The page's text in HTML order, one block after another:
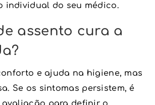
individual do seu médico.
assento cura a
e ajuda na higiene, mas
Se os sintomas persistem, é